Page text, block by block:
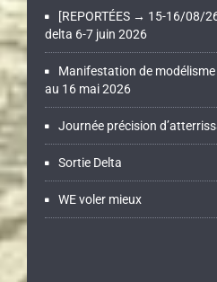
[REPORTÉES → 15-16/08/
delta 6-7 juin 2026
Manifestation de
au 16 mai 2026
Journée précision
Sortie Delta
WE voler mieux